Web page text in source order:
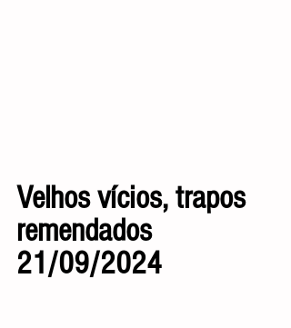
Velhos vícios, trapos
remendados
21/09/2024